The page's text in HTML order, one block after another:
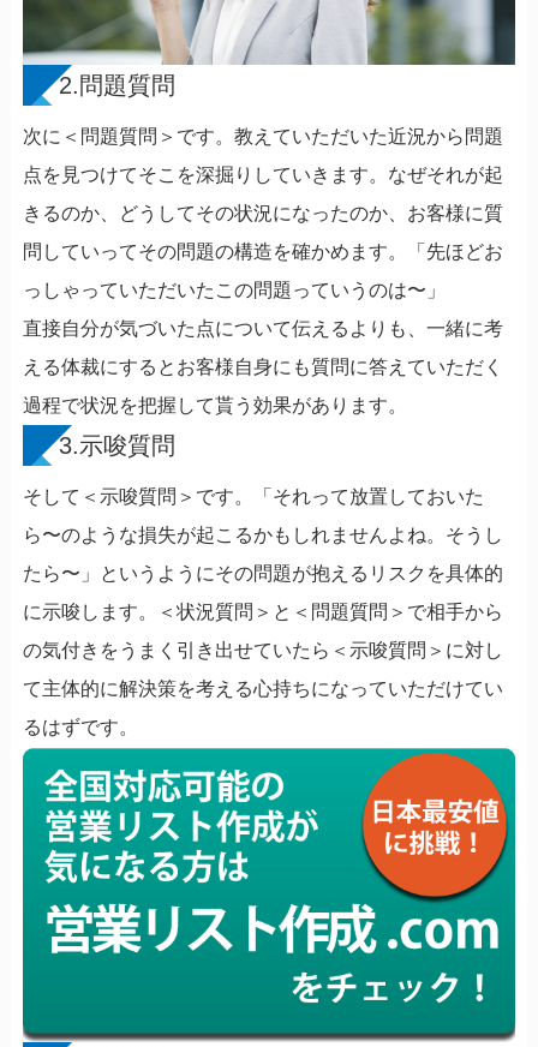
2.問題質問
次に＜問題質問＞です。教えていただいた近況から問題
点を見つけてそこを深掘りしていきます。なぜそれが起
きるのか、どうしてその状況になったのか、お客様に質
問していってその問題の構造を確かめます。「先ほどお
っしゃっていただいたこの問題っていうのは〜」
直接自分が気づいた点について伝えるよりも、一緒に考
える体裁にするとお客様自身にも質問に答えていただく
過程で状況を把握して貰う効果があります。
3.示唆質問
そして＜示唆質問＞です。「それって放置しておいた
ら〜のような損失が起こるかもしれませんよね。そうし
たら〜」というようにその問題が抱えるリスクを具体的
に示唆します。＜状況質問＞と＜問題質問＞で相手から
の気付きをうまく引き出せていたら＜示唆質問＞に対し
て主体的に解決策を考える心持ちになっていただけてい
るはずです。